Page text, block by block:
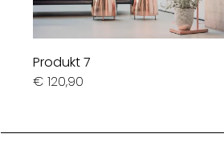
Produkt 7
€ 120,90